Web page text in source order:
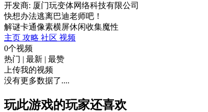
开发商: 厦门玩变体网络科技有限公司
快想办法逃离巴迪老师吧！
解谜卡通像素横屏休闲收集魔性
主页 攻略 社区 视频
0个视频
热门 | 最新 | 最赞
上传我的视频
没有更多数据了....
玩此游戏的玩家还喜欢